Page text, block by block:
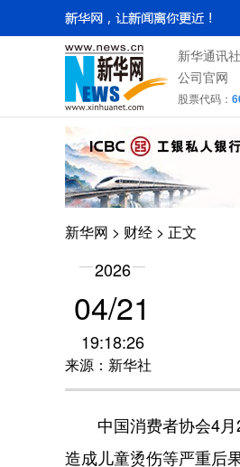
新华通讯
公司官网
股票代码：
新华网 > 财经 > 正文
2026
04/21
19:18:26
来源：新华社
中国消费者协会4月
造成儿童烫伤等严重后果